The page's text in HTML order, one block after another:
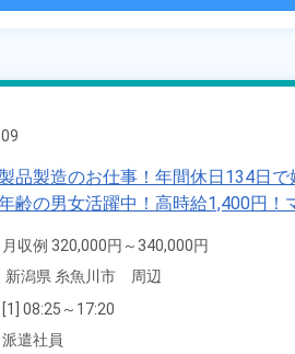
品製造のお仕事！年間休日134日
齢の男女活躍中！高時給1,400円
！正社員登用制度あり！《新潟県糸
月収例 320,000円～340,000円
時給 1,400円～1,400円
新潟県 糸魚川市　周辺
[1] 08:25～17:20
[2] 20:30～05:45
派遣社員